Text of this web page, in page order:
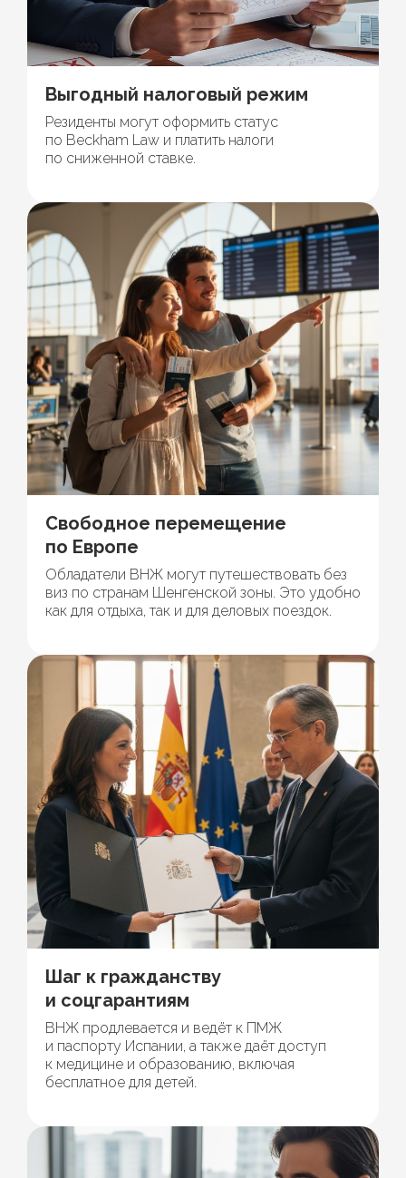
Выгодный налоговый режим
Резиденты могут оформить статус
по Beckham Law и платить налоги
по сниженной ставке.
Свободное перемещение
по Европе
Обладатели ВНЖ могут путешествовать без
виз по странам Шенгенской зоны. Это удобно
как для отдыха, так и для деловых поездок.
Шаг к гражданству
и соцгарантиям
ВНЖ продлевается и ведёт к ПМЖ
и паспорту Испании, а также даёт доступ
к медицине и образованию, включая
бесплатное для детей.